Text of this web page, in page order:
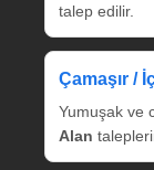
talep edilir.
Çamaşır /
Yumuşak ve
Alan